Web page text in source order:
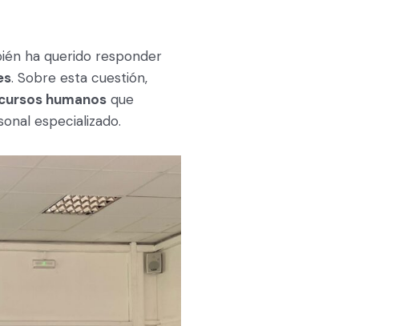
ha querido responder
. Sobre esta cuestión,
humanos que
especializado.